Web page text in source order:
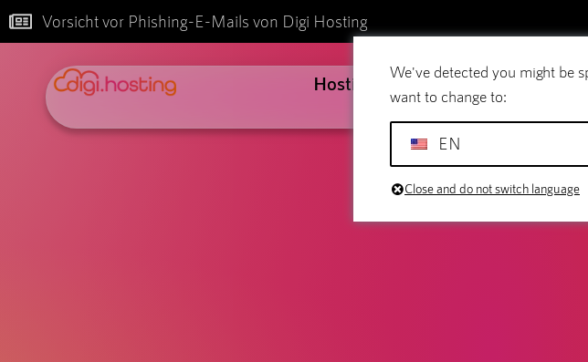
Vorsicht vor Phishing-E-Mails von Digi Hosting
Hosting E-Mail
We've detected you might be
want to change to:
EN
Close and do not switch language